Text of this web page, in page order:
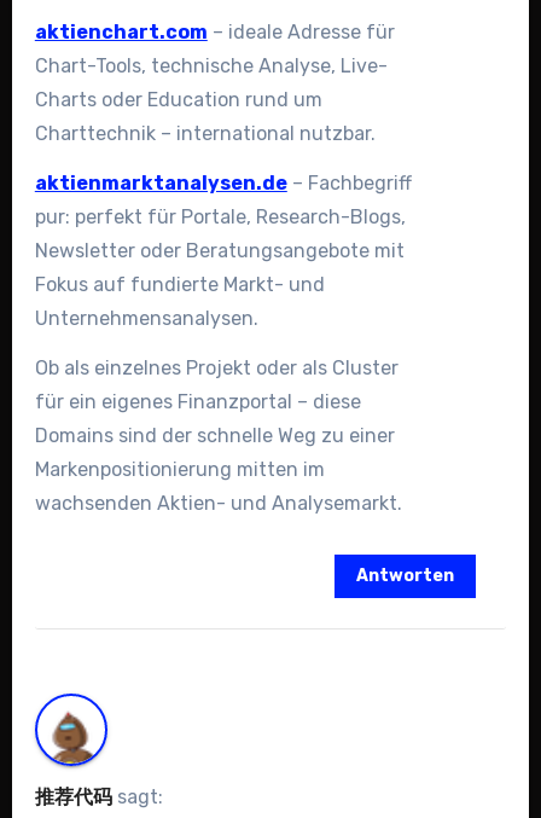
aktienchart.com – ideale Adresse für
Chart-Tools, technische Analyse, Live-
Charts oder Education rund um
Charttechnik – international nutzbar.
aktienmarktanalysen.de– Fachbegriff
pur: perfekt für Portale, Research-Blogs,
Newsletter oder Beratungsangebote mit
Fokus auf fundierte Markt- und
Unternehmensanalysen.
Ob als einzelnes Projekt oder als Cluster
für ein eigenes Finanzportal – diese
Domains sind der schnelle Weg zu einer
Markenpositionierung mitten im
wachsenden Aktien- und Analysemarkt.
Antworten
推荐代码 sagt: